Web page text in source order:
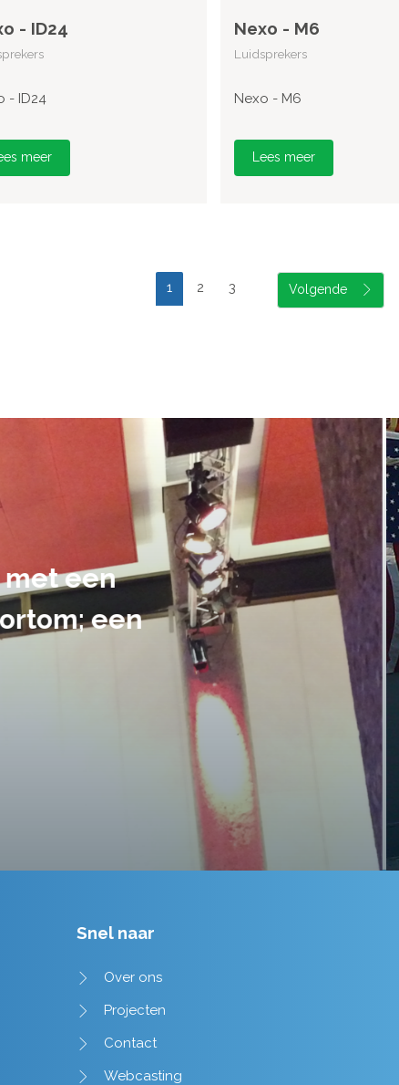
- ID24
- ID24
meer
Nexo - M6
Luidsprekers
Nexo - M6
Lees meer
1 2 3
uitvoering van ons
gegeven en dat is een
tot in de puntjes verzorgd.
Tim de Lange
Snel naar
Over ons
Projecten
Contact
Webcasting